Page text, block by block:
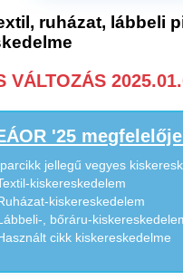
ruházat, lábbeli
VÁLTOZÁS
'25
jellegű vegyes
kiskereskedelem
kiskereskedelem
, bőráru-
cikk kiskereskedelme